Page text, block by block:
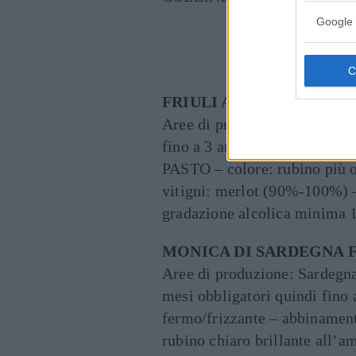
Google
FRIULI ANNIA MERLOT
Aree di produzione: Friuli
fino a 3 anni caratteristiche:
PASTO – colore: rubino più
vitigni: merlot (90%-100%)
gradazione alcolica minima
MONICA DI SARDEGNA
Aree di produzione:
mesi obbligatori quindi fino
fermo/frizzante –
rubino chiaro brillante